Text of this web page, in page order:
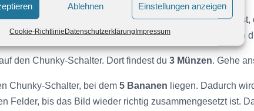
Ablehnen Einstellungen anzeigen
Cookie-RichtlinieDatenschutzerklärungImpressum
Folge dem Weg weiter, bis du zu einer Tür
25 Bananen. Verlasse den Pilz anschließend durch
den Chunky-Schalter. Dort findest du 3 Münzen. Gehe
Chunky-Schalter, bei dem 5 Bananen liegen. Dadurch
Felder, bis das Bild wieder richtig zusammengesetzt ist.